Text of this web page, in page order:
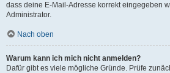
dass deine E-Mail-Adresse korrekt eingegeben
Administrator.
Nach oben
Warum kann ich mich nicht anmelden?
Dafür gibt es viele mögliche Gründe. Prüfe